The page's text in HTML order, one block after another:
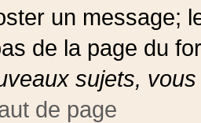
un message;
de la page du
sujets,
de page